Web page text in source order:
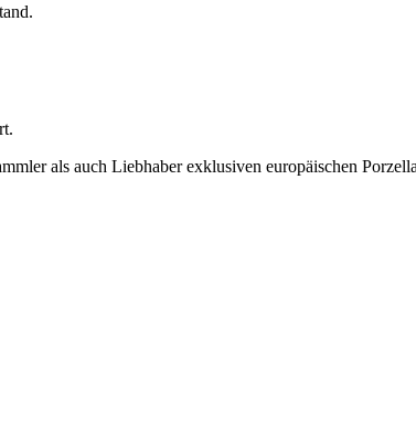
als auch Liebhaber exklusiven europäischen